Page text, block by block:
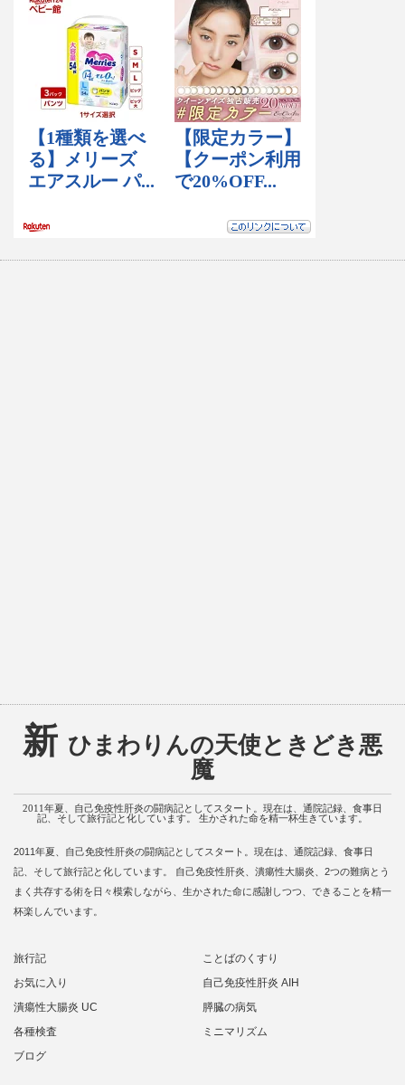
新 ひまわりんの天使ときどき悪
魔
2011年夏、自己免疫性肝炎の闘病記としてスタート。現在は、通院記録、食事日
記、そして旅行記と化しています。 生かされた命を精一杯生きています。
2011年夏、自己免疫性肝炎の闘病記としてスタート。現在は、通院記録、食事日
記、そして旅行記と化しています。 自己免疫性肝炎、潰瘍性大腸炎、2つの難病とう
まく共存する術を日々模索しながら、生かされた命に感謝しつつ、できることを精一
杯楽しんでいます。
旅行記
ことばのくすり
お気に入り
自己免疫性肝炎 AIH
潰瘍性大腸炎 UC
膵臓の病気
各種検査
ミニマリズム
ブログ